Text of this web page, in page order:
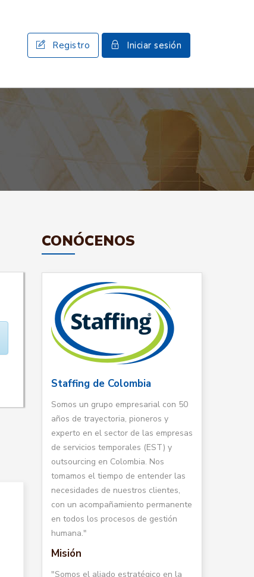
Registro Iniciar sesión
CONÓCENOS
Staffing de Colombia
Somos un grupo empresarial con 50
años de trayectoria, pioneros y
experto en el sector de las empresas
de servicios temporales (EST) y
outsourcing en Colombia. Nos
tomamos el tiempo de entender las
necesidades de nuestros clientes,
con un acompañamiento permanente
en todos los procesos de gestión
humana."
Misión
"Somos el aliado estratégico en la